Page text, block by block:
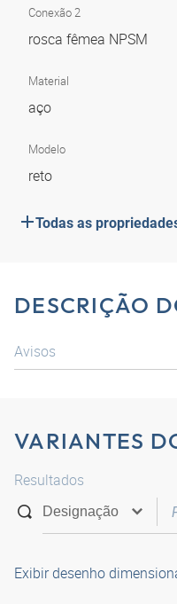
Conexão 2
rosca fêmea NPSM
Material
aço
Modelo
reto
Todas as
DESCRIÇÃO
Avisos
VARIANTES
Resultados
Exibir desenho